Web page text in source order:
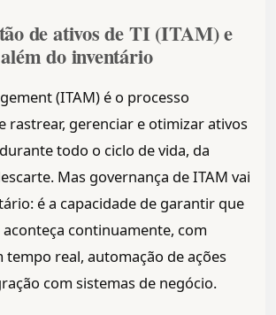
de ativos de TI (ITAM) e
do inventário
(ITAM) é o processo
rastrear, gerenciar e otimizar ativos
todo o ciclo de vida, da
Mas governança de ITAM vai
é a capacidade de garantir que
aconteça continuamente, com
tempo real, automação de ações
com sistemas de negócio.